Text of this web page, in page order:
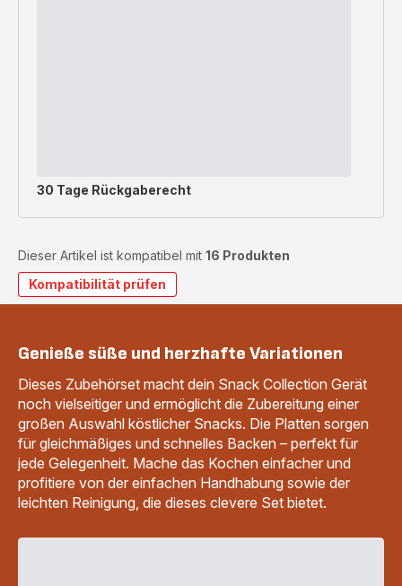
30 Tage Rückgaberecht
Dieser Artikel ist kompatibel mit 16 Produkten
Kompatibilität prüfen
Genieße süße und herzhafte Variationen
Dieses Zubehörset macht dein Snack Collection Gerät
noch vielseitiger und ermöglicht die Zubereitung einer
großen Auswahl köstlicher Snacks. Die Platten sorgen
für gleichmäßiges und schnelles Backen – perfekt für
jede Gelegenheit. Mache das Kochen einfacher und
profitiere von der einfachen Handhabung sowie der
leichten Reinigung, die dieses clevere Set bietet.